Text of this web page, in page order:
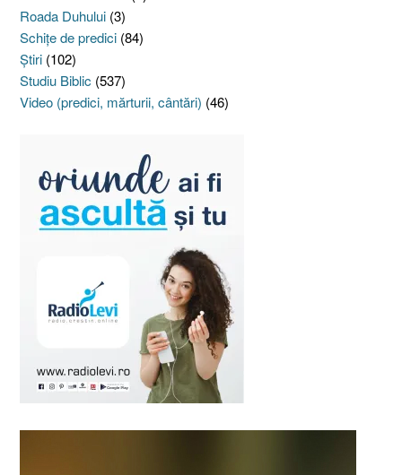
Roada Duhului (3)
Schiţe de predici (84)
Ştiri (102)
Studiu Biblic (537)
Video (predici, mărturii, cântări) (46)